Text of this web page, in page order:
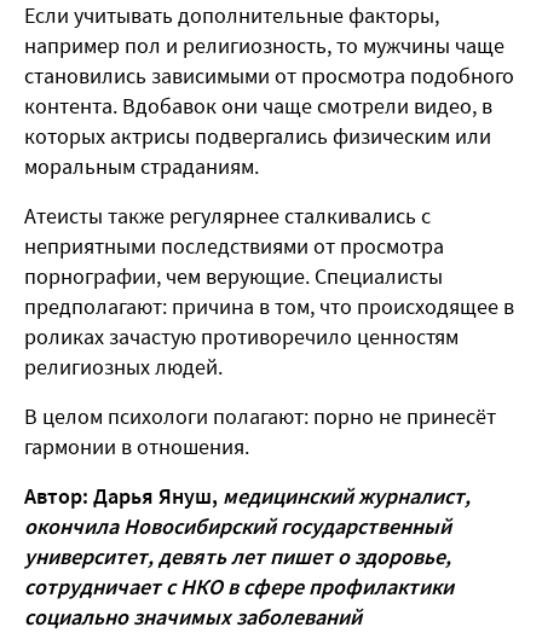
Если учитывать дополнительные факторы,
например пол и религиозность, то мужчины чаще
становились зависимыми от просмотра подобного
контента. Вдобавок они чаще смотрели видео, в
которых актрисы подвергались физическим или
моральным страданиям.
Атеисты также регулярнее сталкивались с
неприятными последствиями от просмотра
порнографии, чем верующие. Специалисты
предполагают: причина в том, что происходящее в
роликах зачастую противоречило ценностям
религиозных людей.
В целом психологи полагают: порно не принесёт
гармонии в отношения.
Автор: Дарья Януш, медицинский журналист,
окончила Новосибирский государственный
университет, девять лет пишет о здоровье,
сотрудничает с НКО в сфере профилактики
социально значимых заболеваний